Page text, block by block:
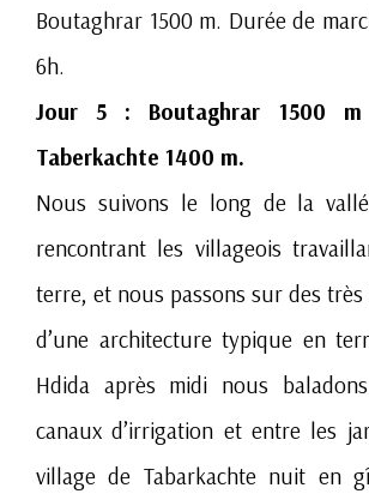
Boutaghrar 1500 m. Durée de
6h.
Jour 5 : Boutaghrar 1500
Taberkachte 1400 m.
Nous suivons le long de la
rencontrant les villageois
terre, et nous passons sur des très
d’une architecture typique en
Hdida après midi nous
canaux d’irrigation et entre les
village de Tabarkachte nuit en